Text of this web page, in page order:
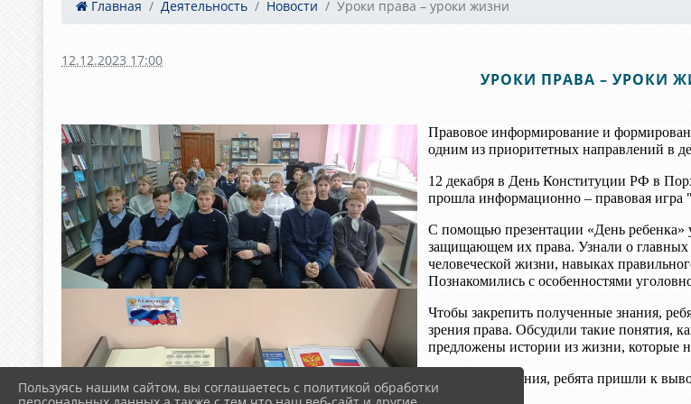
Главная Деятельность Новости Уроки права – уроки жизни
12.12.2023 17:00
УРОКИ ПРАВА – УРОКИ
Правовое информирование и
одним из приоритетных направлений в
12 декабря в День Конституции РФ в
прошла информационно – правовая игра "
С помощью презентации «День ребенка»
защищающем их права. Узнали о главных
человеческой жизни, навыках
Познакомились с особенностями
Чтобы закрепить полученные знания,
зрения права. Обсудили такие понятия,
предложены истории из жизни, которые
В ходе обсуждения, ребята пришли к
Пользуясь нашим сайтом, вы соглашаетесь с политикой обработки